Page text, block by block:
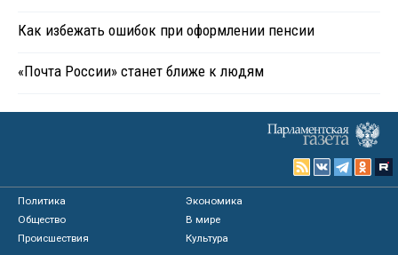
Как избежать ошибок при оформлении пенсии
«Почта России» станет ближе к людям
Политика
Экономика
Общество
В мире
Происшествия
Культура